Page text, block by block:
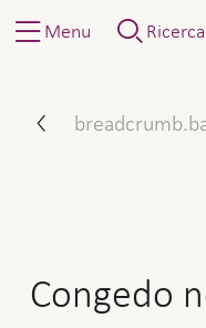
Menu Ricerca
Congedo